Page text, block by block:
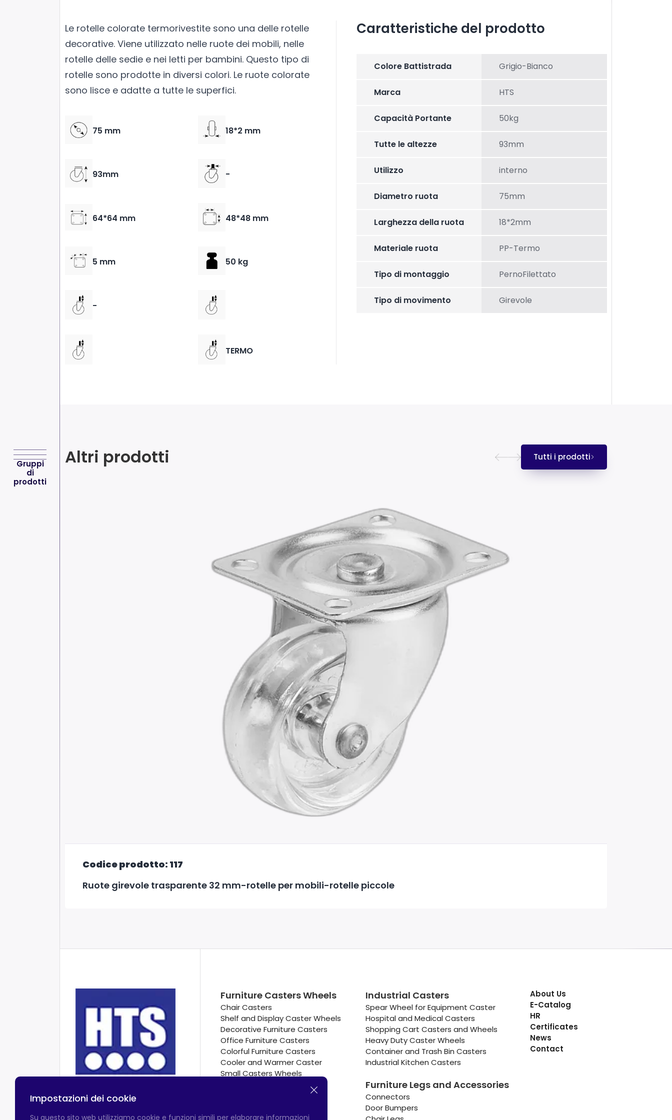
Gruppi
di
prodotti
Le rotelle colorate termorivestite sono una delle rotelle
decorative. Viene utilizzato nelle ruote dei mobili, nelle
rotelle delle sedie e nei letti per bambini. Questo tipo di
rotelle sono prodotte in diversi colori. Le ruote colorate
sono lisce e adatte a tutte le superfici.
75 mm 18*2 mm
93mm -
64*64 mm 48*48 mm
5 mm 50 kg
-
TERMO
Caratteristiche del prodotto
Colore Battistrada Grigio-Bianco
Marca HTS
Capacità Portante 50kg
Tutte le altezze 93mm
Utilizzo interno
Diametro ruota 75mm
Larghezza della ruota 18*2mm
Materiale ruota PP-Termo
Tipo di montaggio PernoFilettato
Tipo di movimento Girevole
Altri prodotti Tutti i prodotti
Codice prodotto: 117
Ruote girevole trasparente 32 mm-rotelle per mobili-rotelle piccole
Furniture Casters Wheels
Chair Casters
Shelf and Display Caster Wheels
Decorative Furniture Casters
Office Furniture Casters
Colorful Furniture Casters
Cooler and Warmer Caster
Small Casters Wheels
Hotel Equipment Casters
Industrial Casters
Spear Wheel for Equipment Caster
Hospital and Medical Casters
Shopping Cart Casters and Wheels
Heavy Duty Caster Wheels
Container and Trash Bin Casters
Industrial Kitchen Casters
Furniture Legs and Accessories
Connectors
Door Bumpers
About Us
E-Catalog
HR
Certificates
News
Contact
Impostazioni dei cookie
Su questo sito web utilizziamo cookie e funzioni simili per elaborare informazioni